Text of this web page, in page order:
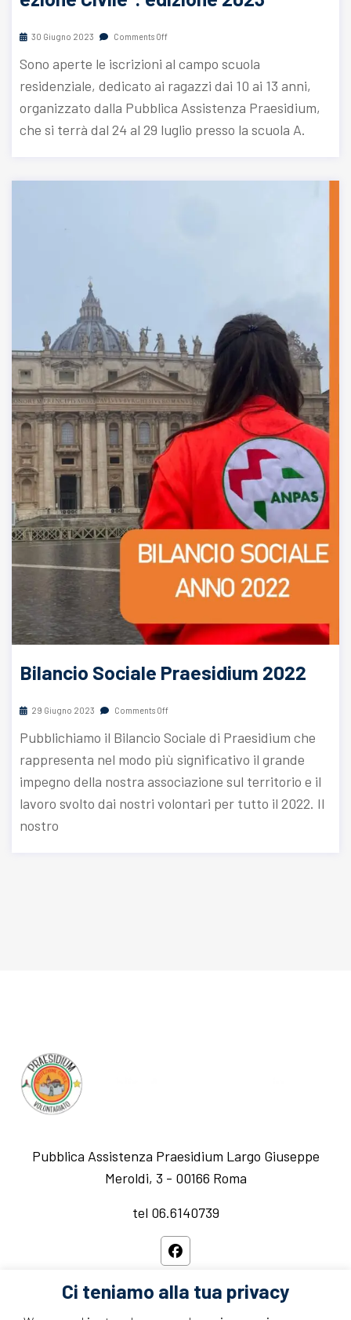
30 Giugno 2023 Comments Off
Sono aperte le iscrizioni al campo scuola
residenziale, dedicato ai ragazzi dai 10 ai 13 anni,
organizzato dalla Pubblica Assistenza Praesidium,
che si terrà dal 24 al 29 luglio presso la scuola A.
Bilancio Sociale Praesidium 2022
29 Giugno 2023 Comments Off
Pubblichiamo il Bilancio Sociale di Praesidium che
rappresenta nel modo più significativo il grande
impegno della nostra associazione sul territorio e il
lavoro svolto dai nostri volontari per tutto il 2022. Il
nostro
Pubblica Assistenza Praesidium Largo Giuseppe
Meroldi, 3 - 00166 Roma
tel 06.6140739
Ci teniamo alla tua privacy